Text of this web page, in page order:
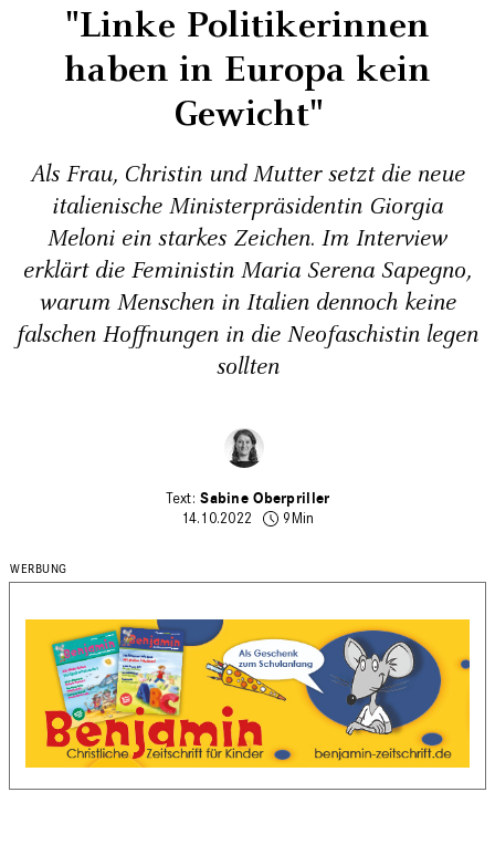
"Linke Politikerinnen
haben in Europa kein
Gewicht"
Als Frau, Christin und Mutter setzt die neue
italienische Ministerpräsidentin Giorgia
Meloni ein starkes Zeichen. Im Interview
erklärt die Feministin Maria Serena Sapegno,
warum Menschen in Italien dennoch keine
falschen Hoffnungen in die Neofaschistin legen
sollten
Sabine Oberpriller
14.10.2022
9Min